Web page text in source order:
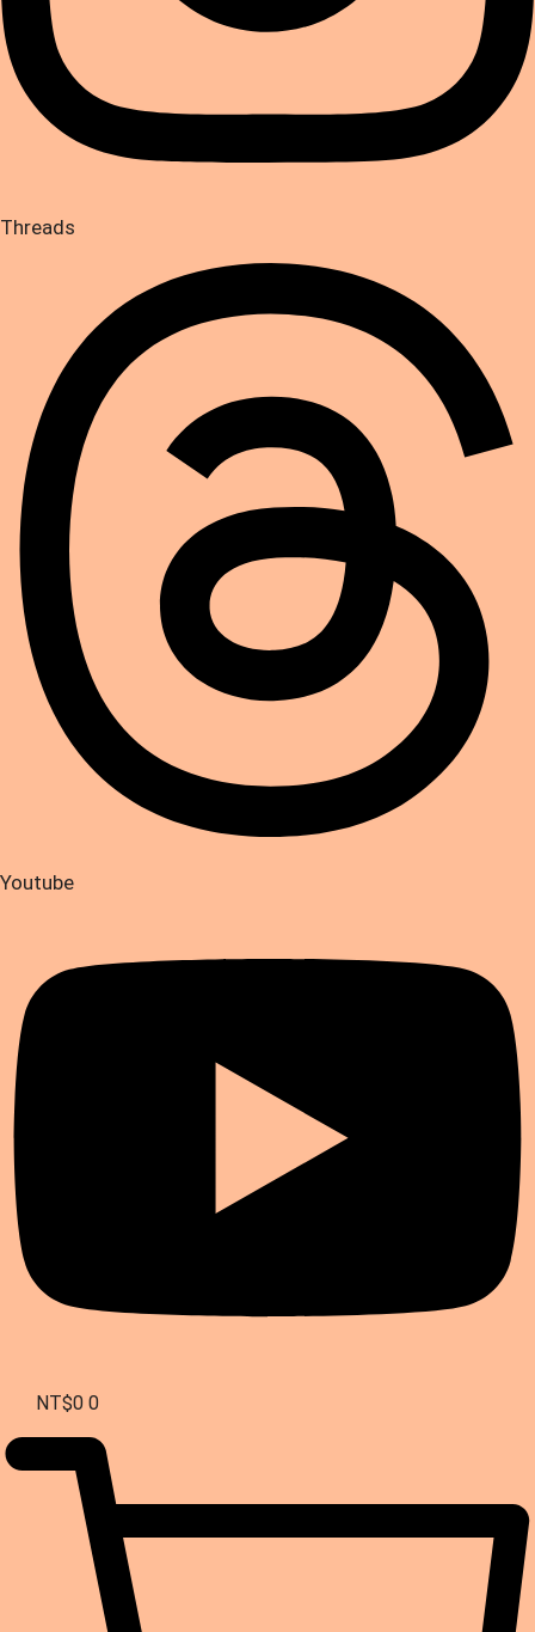
Threads
Youtube
NT$0 0